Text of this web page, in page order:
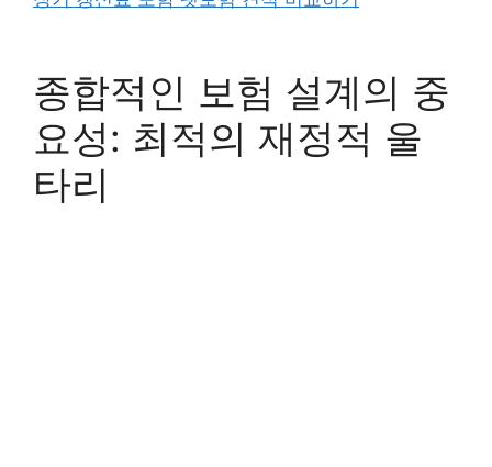
종합적인 보험 설계의 중
요성: 최적의 재정적 울
타리